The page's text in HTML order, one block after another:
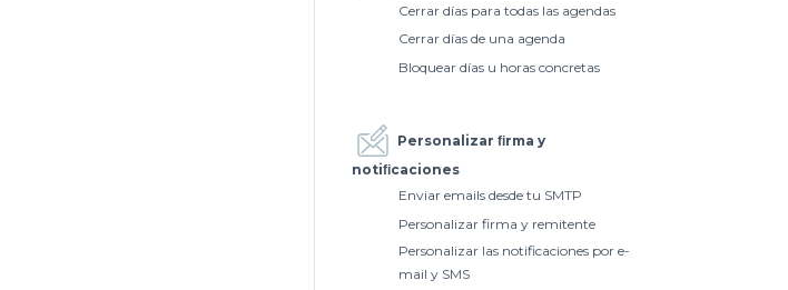
Cerrar días para todas las agendas
Cerrar días de una agenda
Bloquear días u horas concretas
Personalizar ﬁrma y
notiﬁcaciones
Enviar emails desde tu SMTP
Personalizar firma y remitente
Personalizar las notificaciones por e-
mail y SMS